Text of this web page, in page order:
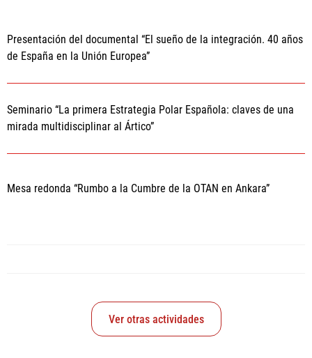
Presentación del documental “El sueño de la integración. 40 años
de España en la Unión Europea”
Seminario “La primera Estrategia Polar Española: claves de una
mirada multidisciplinar al Ártico”
Mesa redonda “Rumbo a la Cumbre de la OTAN en Ankara”
Ver otras actividades